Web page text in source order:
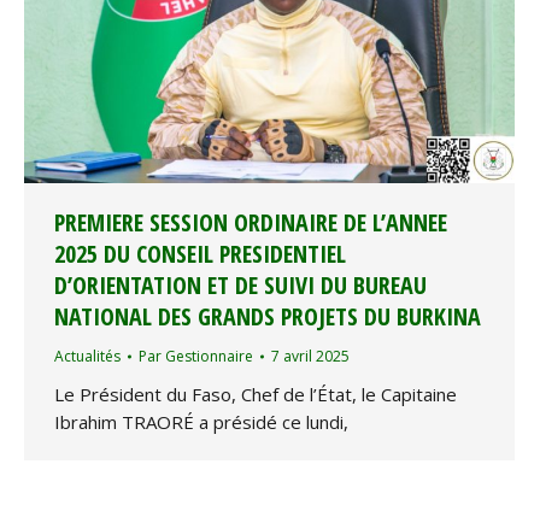
PREMIERE SESSION ORDINAIRE DE L’ANNEE
2025 DU CONSEIL PRESIDENTIEL
D’ORIENTATION ET DE SUIVI DU BUREAU
NATIONAL DES GRANDS PROJETS DU BURKINA
Actualités Par Gestionnaire 7 avril 2025
Le Président du Faso, Chef de l’État, le Capitaine
Ibrahim TRAORÉ a présidé ce lundi,